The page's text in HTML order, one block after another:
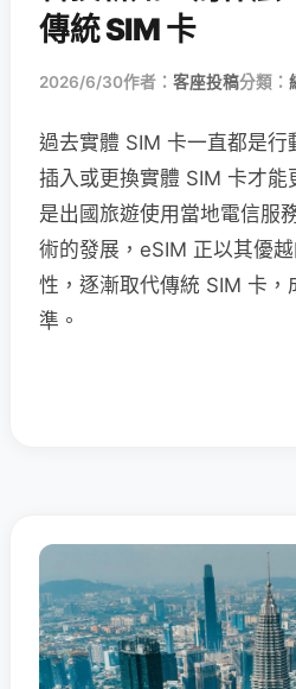
傳統 SIM 卡
2026/6/30作者： 客座投稿分類：
過去實體 SIM 卡一直都是
插入或更換實體 SIM 卡才
是出國旅遊使用當地電信服
術的發展，eSIM 正以其優
性，逐漸取代傳統 SIM 卡，
準。